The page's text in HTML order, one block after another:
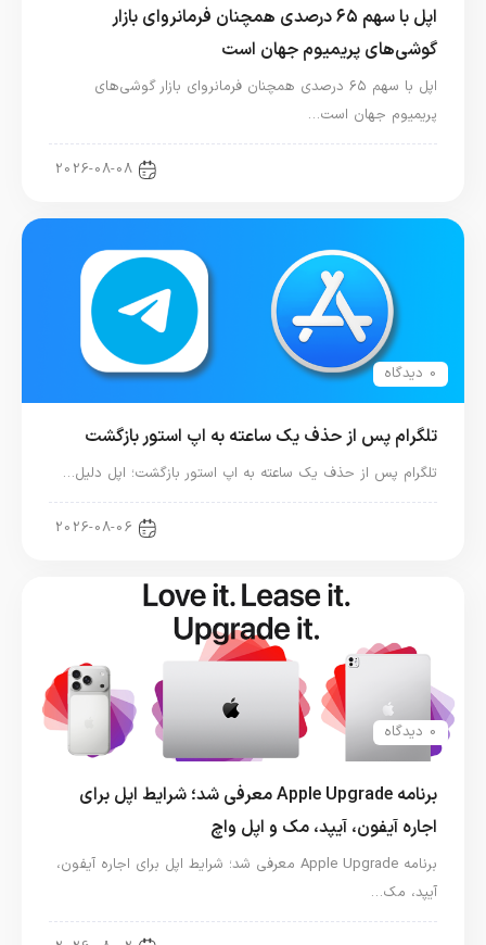
اپل با سهم ۶۵ درصدی همچنان فرمانروای بازار
گوشی‌های پریمیوم جهان است
اپل با سهم ۶۵ درصدی همچنان فرمانروای بازار گوشی‌های
پریمیوم جهان است…
2026-08-08
0 دیدگاه
تلگرام پس از حذف یک ساعته به اپ استور بازگشت
تلگرام پس از حذف یک ساعته به اپ استور بازگشت؛ اپل دلیل…
2026-08-06
0 دیدگاه
برنامه Apple Upgrade معرفی شد؛ شرایط اپل برای
اجاره آیفون، آیپد، مک و اپل واچ
برنامه Apple Upgrade معرفی شد؛ شرایط اپل برای اجاره آیفون،
آیپد، مک…